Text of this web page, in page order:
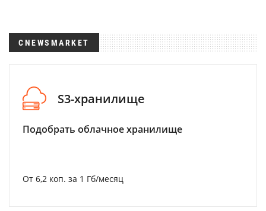
CNEWSMARKET
S3-хранилище
Подобрать облачное хранилище
От 6,2 коп. за 1 Гб/месяц